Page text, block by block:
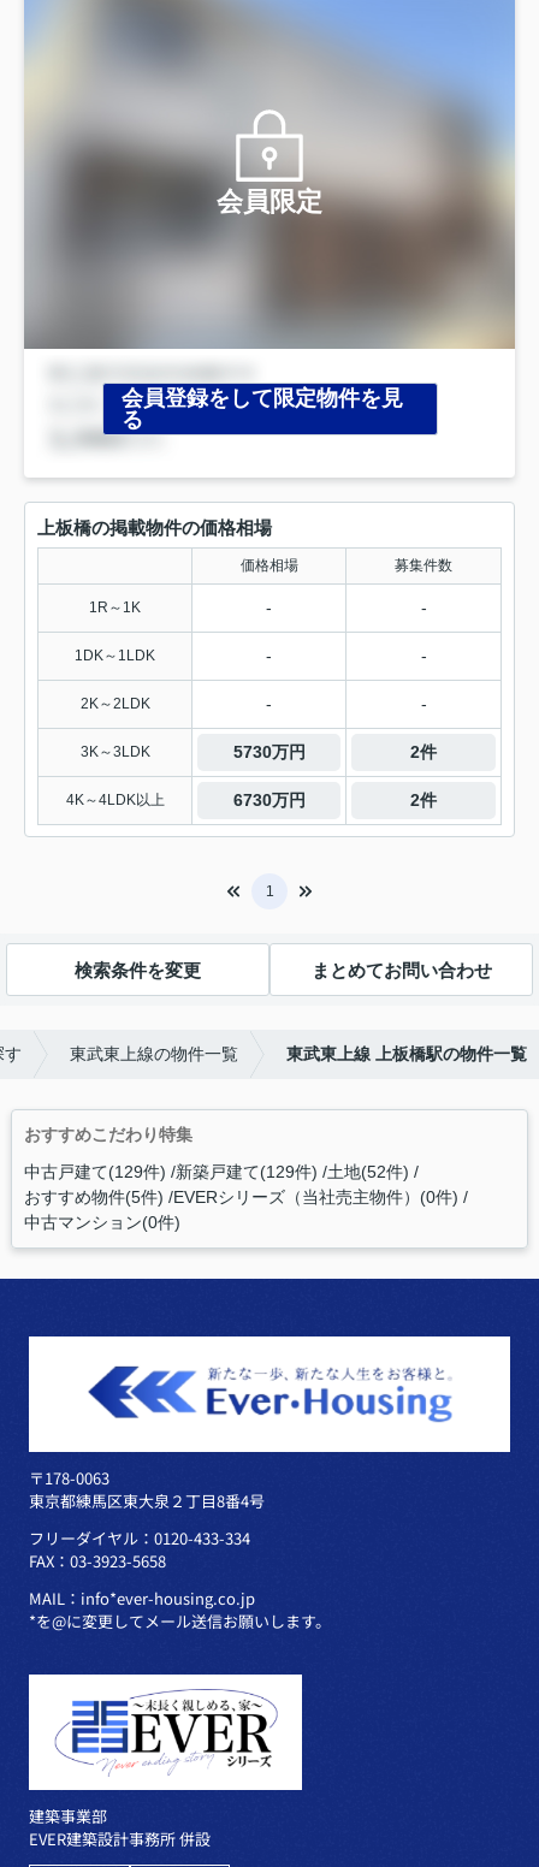
会員限定
会員登録をして限定物件を見
る
上板橋の掲載物件の価格相場
価格相場 募集件数
1R～1K - -
1DK～1LDK - -
2K～2LDK - -
3K～3LDK 5730万円 2件
4K～4LDK以上 6730万円 2件
1
検索条件を変更 まとめてお問い合わせ
す 東武東上線の物件一覧 東武東上線 上板橋駅の物件一覧
おすすめこだわり特集
中古戸建て(129件) 新築戸建て(129件) 土地(52件)
おすすめ物件(5件) EVERシリーズ（当社売主物件）(0件)
中古マンション(0件)
〒178-0063
東京都練馬区東大泉２丁目8番4号
フリーダイヤル：0120-433-334
FAX：03-3923-5658
MAIL：info*ever-housing.co.jp
*を@に変更してメール送信お願いします。
建築事業部
EVER建築設計事務所 併設